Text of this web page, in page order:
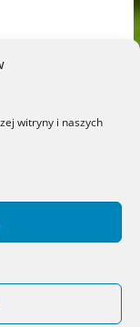
witryny i naszych
i młodzieży –
reserved.
by